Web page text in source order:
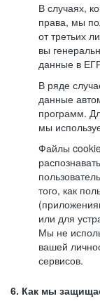
В случаях,
права, мы
от третьих
вы
данные в
В ряде
данные
программ.
мы
Файлы
того, как
или для
Мы не
вашей
сервисов.
6. Как мы